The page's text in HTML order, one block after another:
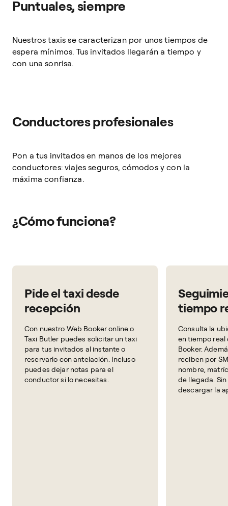
Puntuales, siempre
Nuestros taxis se caracterizan por unos tiempos de
espera mínimos. Tus invitados llegarán a tiempo y
con una sonrisa.
Conductores profesionales
Pon a tus invitados en manos de los mejores
conductores: viajes seguros, cómodos y con la
máxima confianza.
¿Cómo funciona?
Pide el taxi desde
recepción
Con nuestro Web Booker online o
Taxi Butler puedes solicitar un taxi
para tus invitados al instante o
reservarlo con antelación. Incluso
puedes dejar notas para el
conductor si lo necesitas.
tiempo
Consulta la
en tiempo real
Booker.
reciben por
nombre,
de llegada.
descargar la